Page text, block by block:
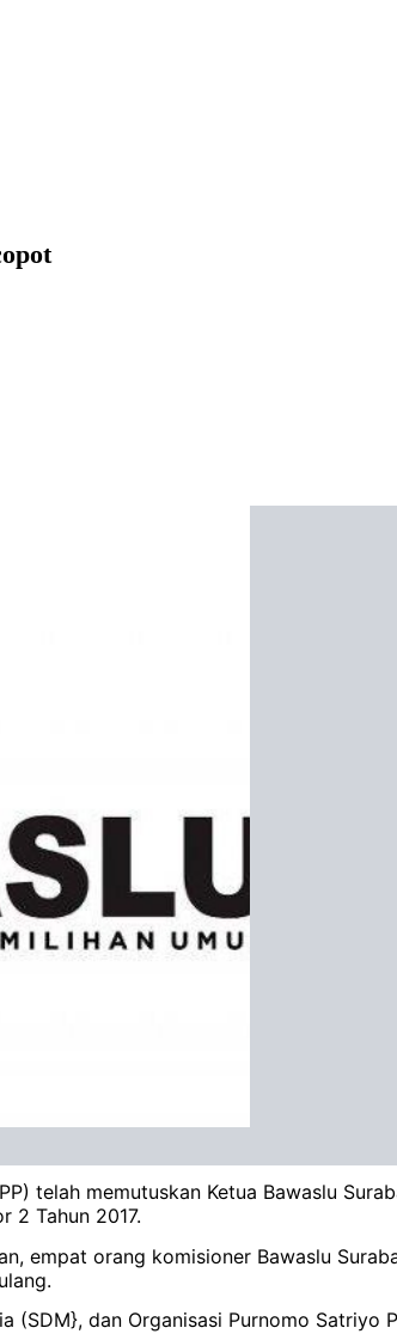
telah memutuskan Ketua Bawaslu
2 Tahun 2017.
empat orang komisioner Bawaslu
(SDM}, dan Organisasi Purnomo